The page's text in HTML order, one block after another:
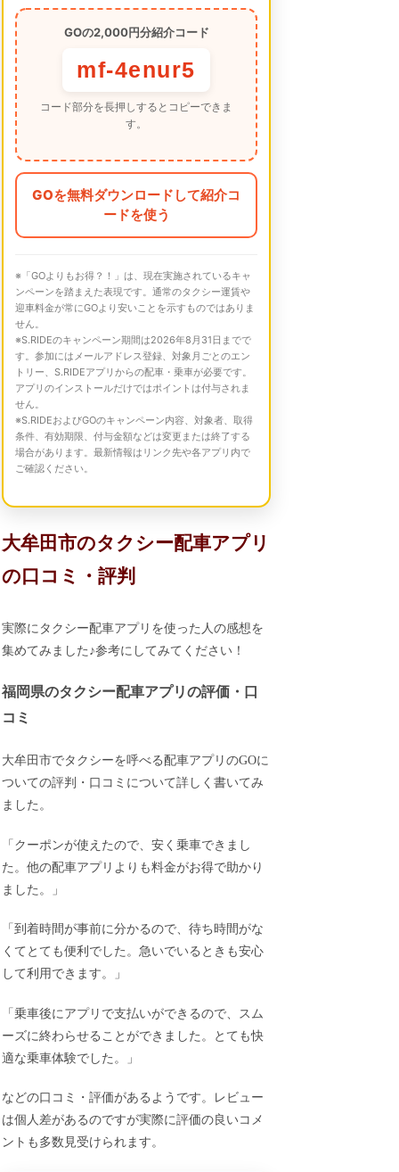
GOの2,000円分紹介コード
mf-4enur5
コード部分を長押しするとコピーできま
す。
GOを無料ダウンロードして紹介コ
ードを使う
※「GOよりもお得？！」は、現在実施されているキャ
ンペーンを踏まえた表現です。通常のタクシー運賃や
迎車料金が常にGOより安いことを示すものではありま
せん。
※S.RIDEのキャンペーン期間は2026年8月31日までで
す。参加にはメールアドレス登録、対象月ごとのエン
トリー、S.RIDEアプリからの配車・乗車が必要です。
アプリのインストールだけではポイントは付与されま
せん。
※S.RIDEおよびGOのキャンペーン内容、対象者、取得
条件、有効期限、付与金額などは変更または終了する
場合があります。最新情報はリンク先や各アプリ内で
ご確認ください。
大牟田市のタクシー配車アプリ
の口コミ・評判
実際にタクシー配車アプリを使った人の感想を
集めてみました♪参考にしてみてください！
福岡県のタクシー配車アプリの評価・口
コミ
大牟田市でタクシーを呼べる配車アプリのGOに
ついての評判・口コミについて詳しく書いてみ
ました。
「クーポンが使えたので、安く乗車できまし
た。他の配車アプリよりも料金がお得で助かり
ました。」
「到着時間が事前に分かるので、待ち時間がな
くてとても便利でした。急いでいるときも安心
して利用できます。」
「乗車後にアプリで支払いができるので、スム
ーズに終わらせることができました。とても快
適な乗車体験でした。」
などの口コミ・評価があるようです。レビュー
は個人差があるのですが実際に評価の良いコメ
ントも多数見受けられます。